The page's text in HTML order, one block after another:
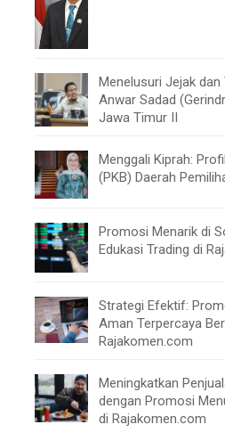
Menelusuri Jejak
Anwar Sadad
Jawa Timur II
Menggali Kiprah:
(PKB) Daerah
Promosi Menarik di
Edukasi Trading di
Strategi Efektif:
Aman Terpercaya
Rajakomen.com
Meningkatkan
dengan Promosi
di Rajakomen.com